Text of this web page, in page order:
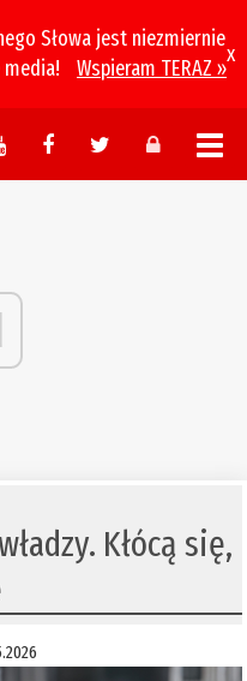
Słowa jest niezmiernie
media!
Wspieram TERAZ »
x
Kłócą się,